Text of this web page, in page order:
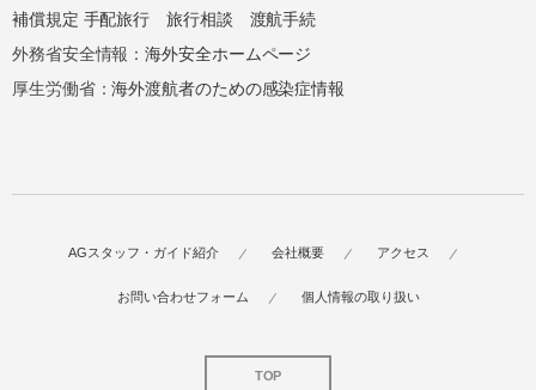
補償規定 手配旅行 旅行相談
渡航手続
外務省安全情報：海外安全ホームページ
厚生労働省：海外渡航者のための感染症情報
AGスタッフ・ガイド紹介 会社概要 アクセス
お問い合わせフォーム 個人情報の取り扱い
TOP